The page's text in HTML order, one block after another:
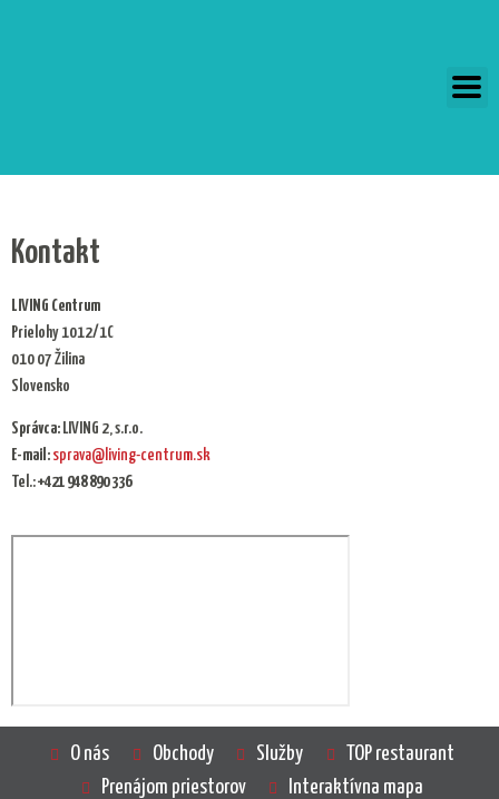
Kontakt
LIVING Centrum
Prielohy 1012/1C
010 07 Žilina
Slovensko
Správca: LIVING 2, s.r.o.
E-mail: sprava@living-centrum.sk
Tel.:+421 948 890 336
O nás Obchody Služby
TOP restaurant
Prenájom priestorov
Interaktívna mapa